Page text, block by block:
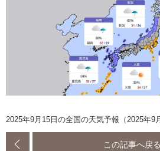
2025年9月15日の全国の天気予報（2025年9
この記事へ戻る